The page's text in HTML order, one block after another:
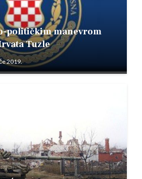
političkim manevrom
Tuzle
2019.